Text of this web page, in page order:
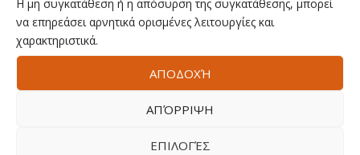
Η μη συγκατάθεση ή η απόσυρση της συγκατάθεσης, μπορεί
να επηρεάσει αρνητικά ορισμένες λειτουργίες και
χαρακτηριστικά.
ΑΠΟΔΟΧΉ
ΑΠΌΡΡΙΨΗ
ΕΠΙΛΟΓΈΣ